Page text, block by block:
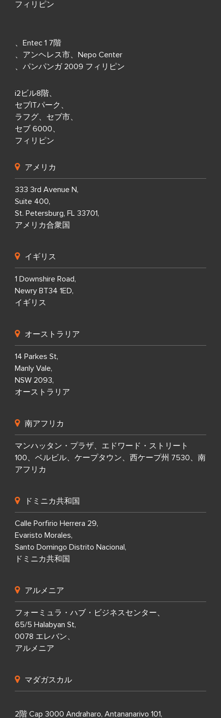
フィリピン
、Entec 1 7階
、アンヘレス市、Nepo Center
、パンパンガ 2009 フィリピン
i2ビル8階、
セブITパーク、
ラフグ、セブ市、
セブ 6000、
フィリピン
アメリカ
333 3rd Avenue N,
Suite 400,
St. Petersburg, FL 33701,
アメリカ合衆国
イギリス
1 Downshire Road,
Newry BT34 1ED,
イギリス
オーストラリア
14 Parkes St,
Manly Vale,
NSW 2093,
オーストラリア
南アフリカ
マンハッタン・プラザ、エドワード・ストリート
100、ベルビル、ケープタウン、西ケープ州 7530、南
アフリカ
ドミニカ共和国
Calle Porfirio Herrera 29,
Evaristo Morales,
Santo Domingo Distrito Nacional,
ドミニカ共和国
アルメニア
フォーミュラ・ハブ・ビジネスセンター、
65/5 Halabyan St,
0078 エレバン、
アルメニア
マダガスカル
2階 Cap 3000 Andraharo, Antananarivo 101,